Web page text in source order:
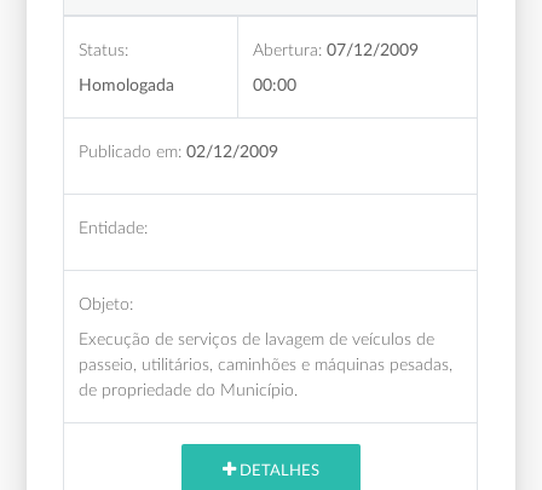
Status:
Homologada
Abertura: 07/12/2009
00:00
Publicado em: 02/12/2009
Entidade:
Objeto:
Execução de serviços de lavagem de veículos de
passeio, utilitários, caminhões e máquinas pesadas,
de propriedade do Município.
DETALHES